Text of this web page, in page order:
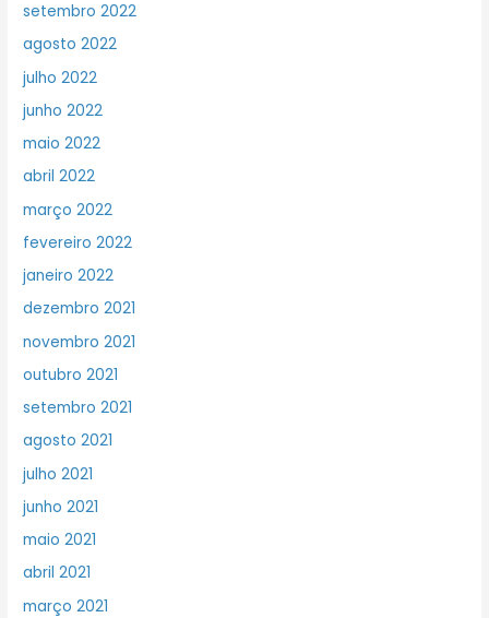
setembro 2022
agosto 2022
julho 2022
junho 2022
maio 2022
abril 2022
março 2022
fevereiro 2022
janeiro 2022
dezembro 2021
novembro 2021
outubro 2021
setembro 2021
agosto 2021
julho 2021
junho 2021
maio 2021
abril 2021
março 2021